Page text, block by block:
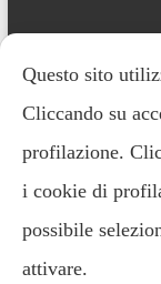
Contatti
Questo sito
Cliccando su
profilazione.
i cookie di
possibile
attivare.